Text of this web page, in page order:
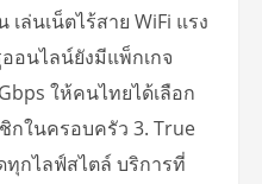
นเน็ตไร้สาย WiFi แรง
อนไลน์ยังมีแพ็กเกจ
ให้คนไทยได้เลือก
กในครอบครัว 3. True
ทุกไลฟ์สไตล์ บริการที่